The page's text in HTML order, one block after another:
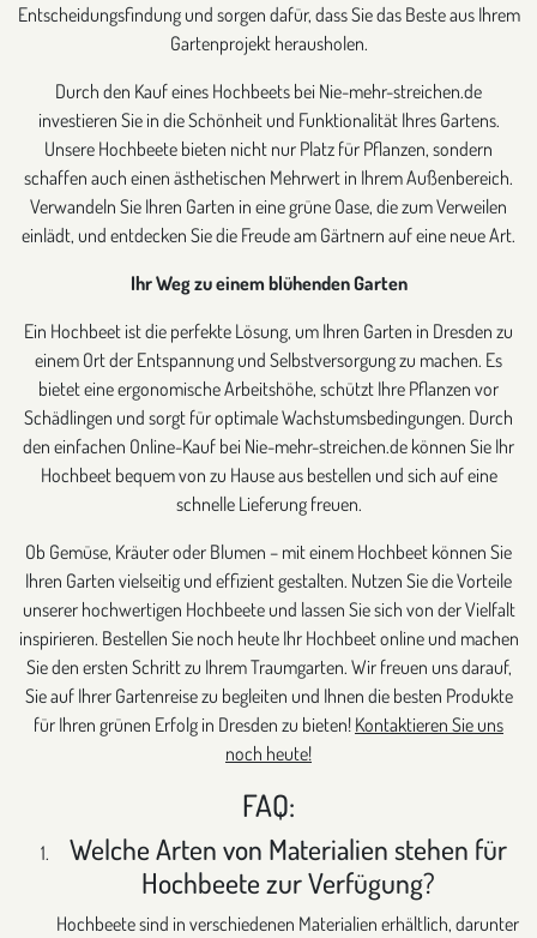
Entscheidungsfindung und sorgen dafür, dass Sie das Beste aus Ihrem
Gartenprojekt herausholen.
Durch den Kauf eines Hochbeets bei Nie-mehr-streichen.de
investieren Sie in die Schönheit und Funktionalität Ihres Gartens.
Unsere Hochbeete bieten nicht nur Platz für Pflanzen, sondern
schaffen auch einen ästhetischen Mehrwert in Ihrem Außenbereich.
Verwandeln Sie Ihren Garten in eine grüne Oase, die zum Verweilen
einlädt, und entdecken Sie die Freude am Gärtnern auf eine neue Art.
Ihr Weg zu einem blühenden Garten
Ein Hochbeet ist die perfekte Lösung, um Ihren Garten in Dresden zu
einem Ort der Entspannung und Selbstversorgung zu machen. Es
bietet eine ergonomische Arbeitshöhe, schützt Ihre Pflanzen vor
Schädlingen und sorgt für optimale Wachstumsbedingungen. Durch
den einfachen Online-Kauf bei Nie-mehr-streichen.de können Sie Ihr
Hochbeet bequem von zu Hause aus bestellen und sich auf eine
schnelle Lieferung freuen.
Ob Gemüse, Kräuter oder Blumen – mit einem Hochbeet können Sie
Ihren Garten vielseitig und effizient gestalten. Nutzen Sie die Vorteile
unserer hochwertigen Hochbeete und lassen Sie sich von der Vielfalt
inspirieren. Bestellen Sie noch heute Ihr Hochbeet online und machen
Sie den ersten Schritt zu Ihrem Traumgarten. Wir freuen uns darauf,
Sie auf Ihrer Gartenreise zu begleiten und Ihnen die besten Produkte
für Ihren grünen Erfolg in Dresden zu bieten! Kontaktieren Sie uns
noch heute!
FAQ:
Welche Arten von Materialien stehen für
Hochbeete zur Verfügung?
Hochbeete sind in verschiedenen Materialien erhältlich, darunter